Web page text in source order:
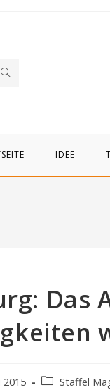
IDEE
Das
2015
Beitrags-
Staffel